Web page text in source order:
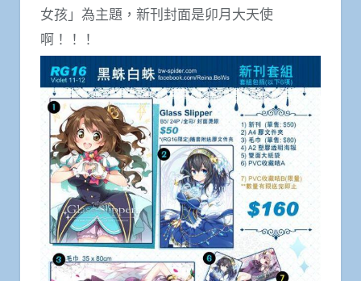
女孩」為主題，新刊封面是卯月大天使
啊！！！